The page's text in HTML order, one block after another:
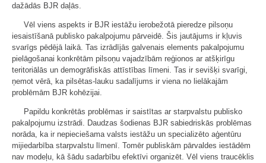
dažādās BJR daļās.
Vēl viens aspekts ir BJR iestāžu ierobežotā pieredze pilsoņu
iesaistīšanā publisko pakalpojumu pārveidē. Šis jautājums ir kļuvis
svarīgs pēdējā laikā. Tas izrādījās galvenais elements pakalpojumu
pielāgošanai konkrētām pilsoņu vajadzībām reģionos ar atšķirīgu
teritoriālās un demogrāfiskās attīstības līmeni. Tas ir sevišķi svarīgi,
ņemot vērā, ka pilsētas-lauku sadalījums ir viena no lielākajām
problēmām BJR kohēzijai.
Papildu konkrētās problēmas ir saistītas ar starpvalstu publisko
pakalpojumu izstrādi. Daudzas šodienas BJR sabiedriskās problēmas
norāda, ka ir nepieciešama valsts iestāžu un specializēto aģentūru
mijiedarbība starpvalstu līmenī. Tomēr publiskām pārvaldes iestādēm
nav modeļu, kā šādu sadarbību efektīvi organizēt. Vēl viens traucēklis